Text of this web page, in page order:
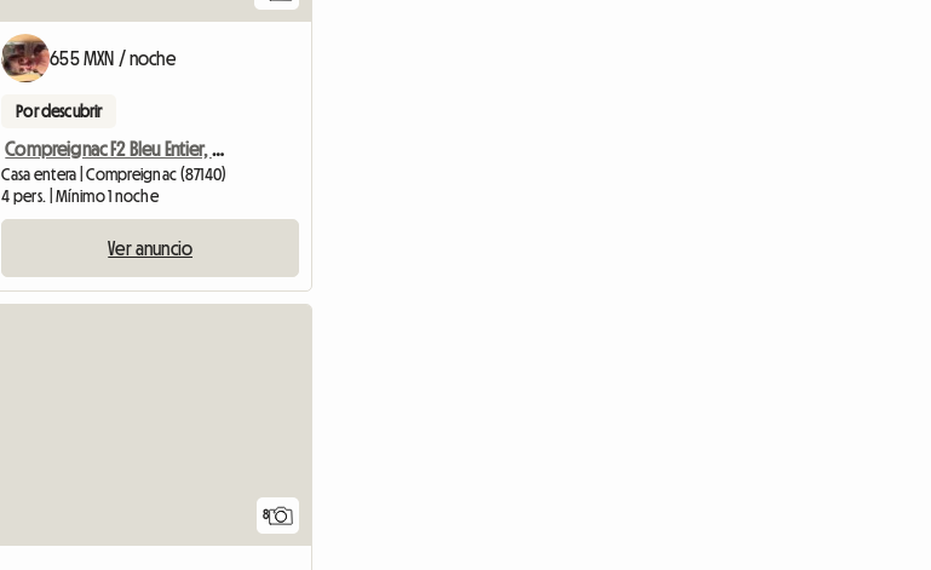
655 MXN / noche
Por descubrir
Compreignac F2 Bleu Entier, Amueblado y equipado con jardín cerrado.
Casa entera | Compreignac (87140)
4 pers. | Mínimo 1 noche
Ver anuncio
8